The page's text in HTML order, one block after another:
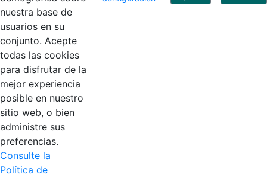
notificacionjudicial@contaduria.gov.co
Correo de Asuntos disciplinarios:
asuntosdisciplinarios@contaduria.gov.co
Línea Anticorrupción: +57(601) 492 64 00 Ext. 4
Política de privacidad y protección de datos personales
Política de derechos de autor
Términos y condiciones de uso
© Copyright 2026 - Todos los derechos reservados
Gobierno de Colombia
nuestra base de
usuarios en su
conjunto. Acepte
todas las cookies
para disfrutar de la
mejor experiencia
posible en nuestro
sitio web, o bien
administre sus
preferencias.
Consulte la
Política de